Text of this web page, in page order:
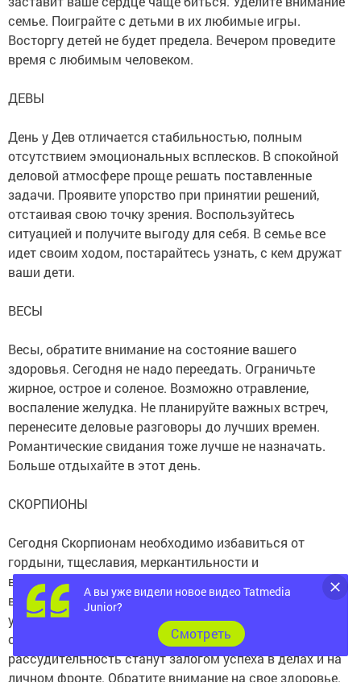
семье. Поиграйте с детьми в их любимые игры.
Восторгу детей не будет предела. Вечером проведите
время с любимым человеком.
ДЕВЫ
День у Дев отличается стабильностью, полным
отсутствием эмоциональных всплесков. В спокойной
деловой атмосфере проще решать поставленные
задачи. Проявите упорство при принятии решений,
отстаивая свою точку зрения. Воспользуйтесь
ситуацией и получите выгоду для себя. В семье все
идет своим ходом, постарайтесь узнать, с кем дружат
ваши дети.
ВЕСЫ
Весы, обратите внимание на состояние вашего
здоровья. Сегодня не надо переедать. Ограничьте
жирное, острое и соленое. Возможно отравление,
воспаление желудка. Не планируйте важных встреч,
перенесите деловые разговоры до лучших времен.
Романтические свидания тоже лучше не назначать.
Больше отдыхайте в этот день.
СКОРПИОНЫ
Сегодня Скорпионам необходимо избавиться от
гордыни, тщеславия, меркантильности и
вспыльчивости. В общении с незнакомыми людьми
вам помогут осмотрительность и интуиция. Лучше
убрать из круга своего общения тех, кто за вашей
спиной распускает слухи. Ваша выдержка и
рассудительность станут залогом успеха в делах и на
личном фронте. Обратите внимание на свое здоровье.
А вы уже видели новое видео Tatmedia
Junior?
Cмотреть